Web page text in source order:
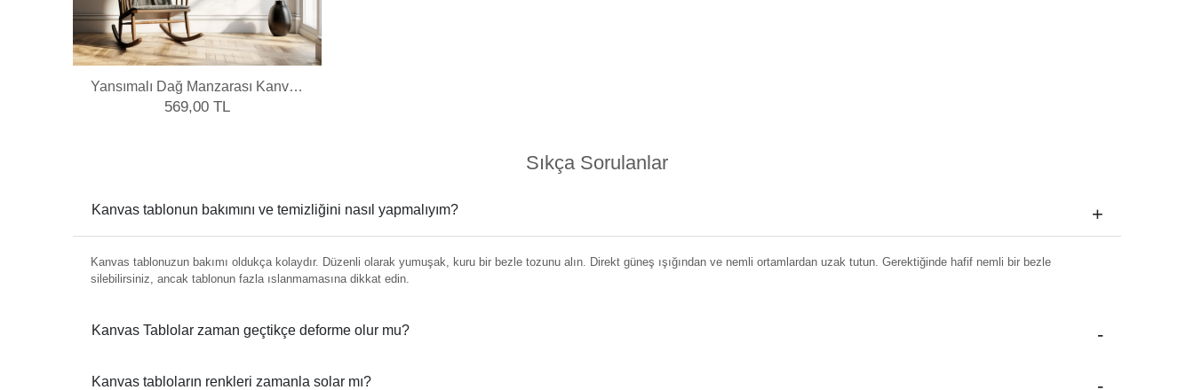
Yansımalı Dağ Manzarası Kanvas
Tablo
569,00 TL
Sıkça Sorulanlar
Kanvas tablonun bakımını ve temizliğini nasıl yapmalıyım?
Kanvas tablonuzun bakımı oldukça kolaydır. Düzenli olarak yumuşak, kuru bir bezle tozunu alın. Direkt güneş ışığından ve nemli ortamlardan uzak tutun. Gerektiğinde hafif nemli bir bezle
silebilirsiniz, ancak tablonun fazla ıslanmamasına dikkat edin.
Kanvas Tablolar zaman geçtikçe deforme olur mu?
Kanvas tabloların renkleri zamanla solar mı?